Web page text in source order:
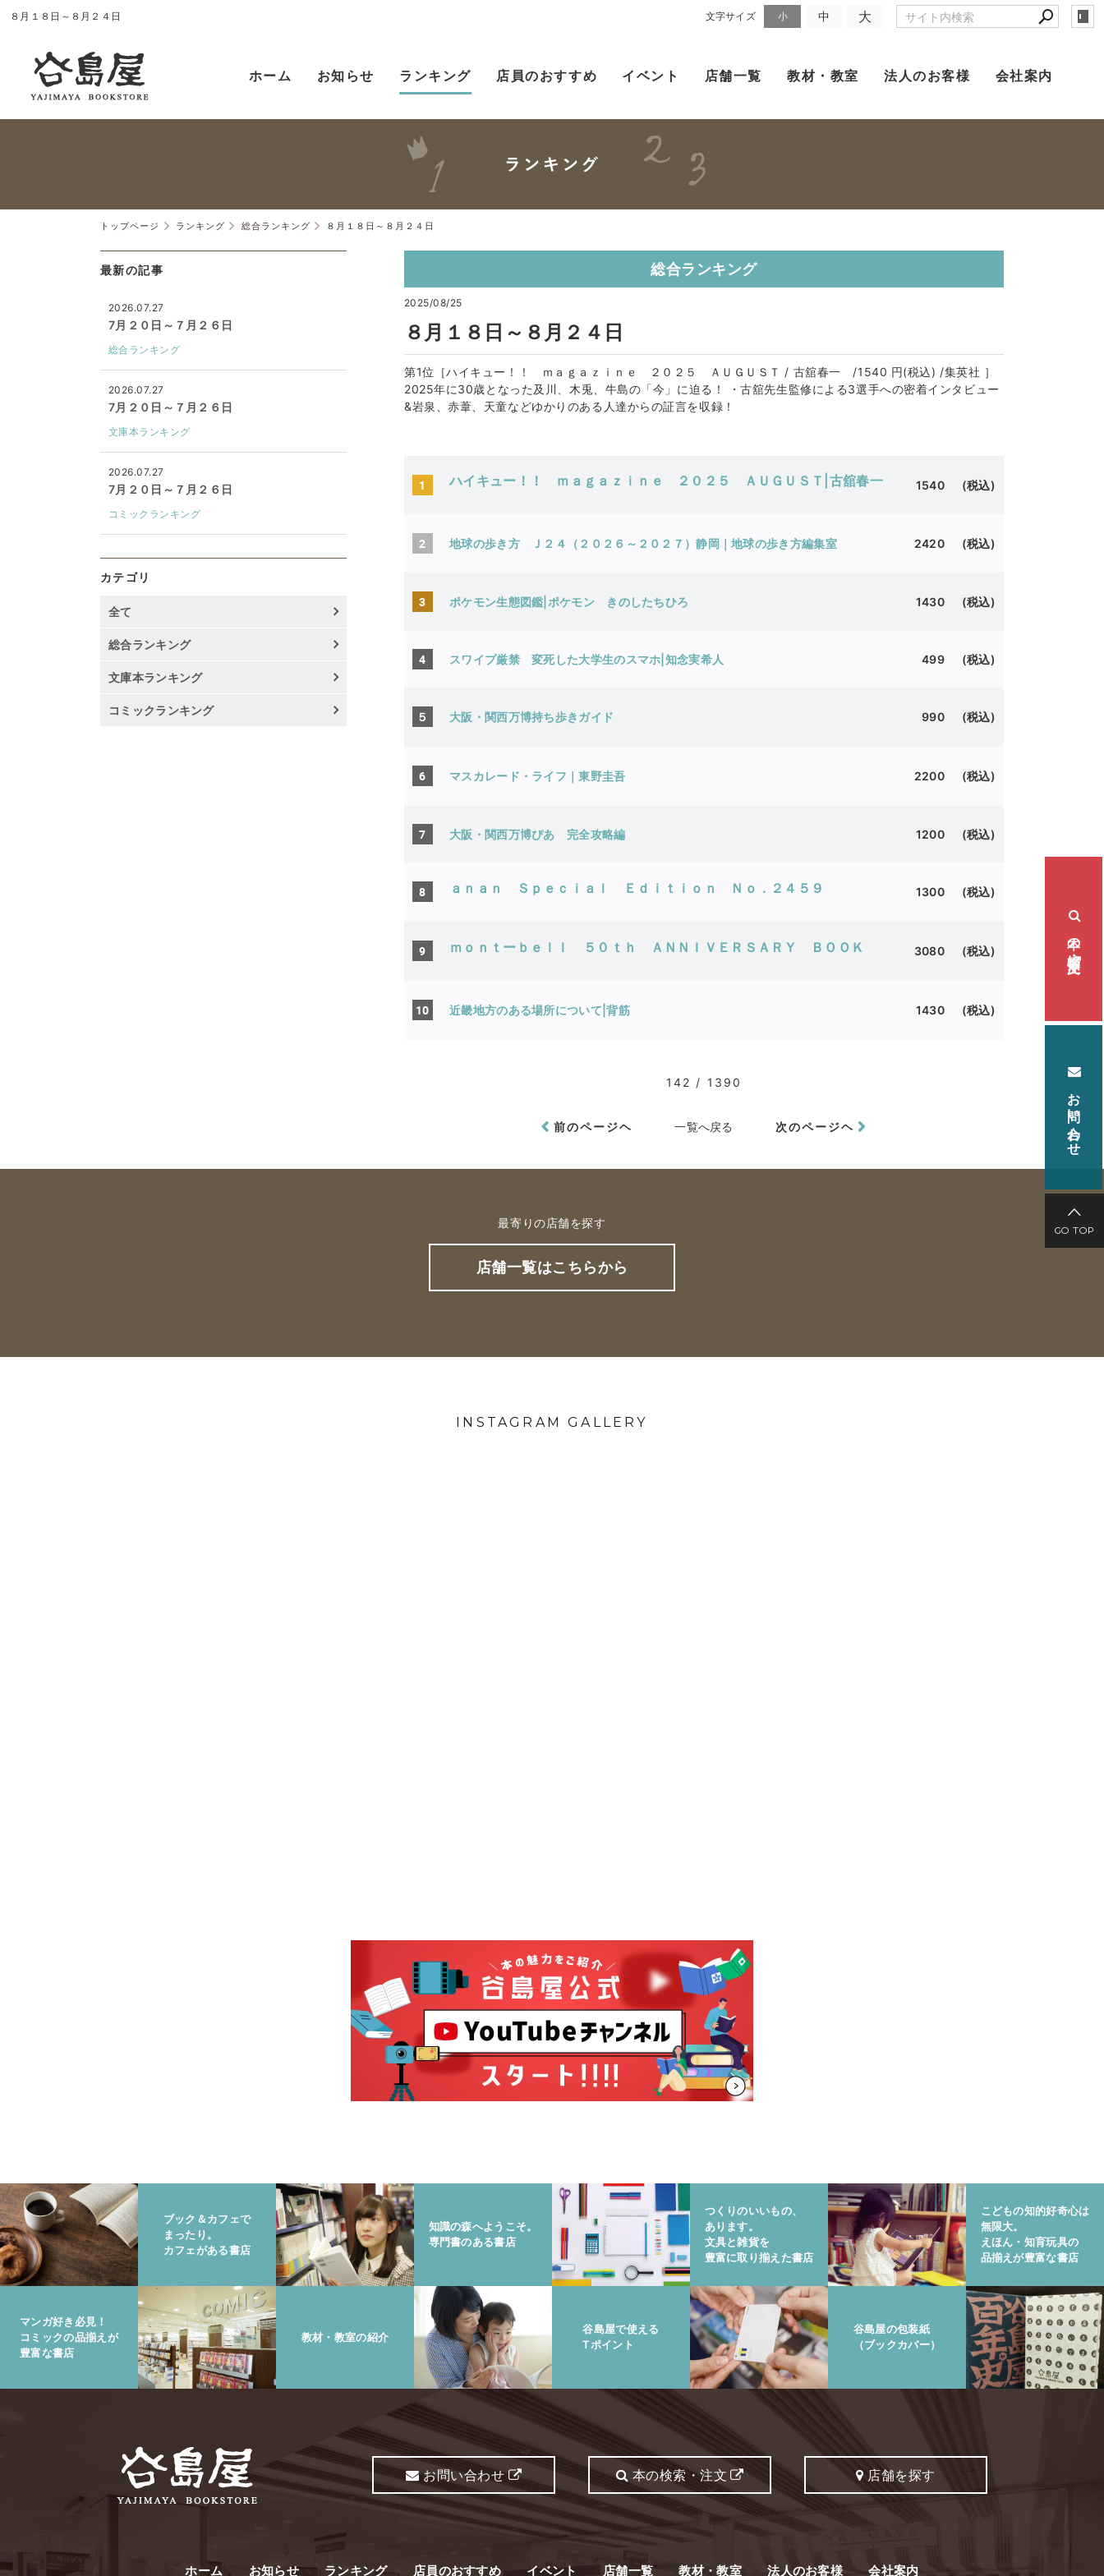
８月１８日～８月２４日 文字サイズ 小 中 大
本の検索・注文
お問い合わせ
GO TOP
ホーム お知らせ ランキング 店員のおすすめ イベント 店舗一覧 教材・教室 法人のお客様 会社案内
トップページ ランキング 総合ランキング ８月１８日～８月２４日
総合ランキング
2025/08/25
８月１８日～８月２４日
第1位［ハイキュー！！ ｍａｇａｚｉｎｅ ２０２５ ＡＵＧＵＳＴ / 古舘春一 /1540 円(税込) /集英社 ］
2025年に30歳となった及川、木兎、牛島の「今」に迫る！ ・古舘先生監修による3選手への密着インタビュー
&岩泉、赤葦、天童などゆかりのある人達からの証言を収録！
1 ハイキュー！！ ｍａｇａｚｉｎｅ ２０２５ ＡＵＧＵＳＴ|古舘春一 1540 (税込)
2 地球の歩き方 Ｊ２４（２０２６～２０２７）静岡｜地球の歩き方編集室 2420 (税込)
3 ポケモン生態図鑑|ポケモン きのしたちひろ 1430 (税込)
4 スワイプ厳禁 変死した大学生のスマホ|知念実希人 499 (税込)
５ 大阪・関西万博持ち歩きガイド 990 (税込)
6 マスカレード・ライフ｜東野圭吾 2200 (税込)
7 大阪・関西万博ぴあ 完全攻略編 1200 (税込)
8 ａｎａｎ Ｓｐｅｃｉａｌ Ｅｄｉｔｉｏｎ Ｎｏ．２４５９ 1300 (税込)
9 ｍｏｎｔーｂｅｌｌ ５０ｔｈ ＡＮＮＩＶＥＲＳＡＲＹ ＢＯＯＫ 3080 (税込)
10 近畿地方のある場所について|背筋 1430 (税込)
142 / 1390
前のページヘ 一覧へ戻る 次のページヘ
最新の記事
2026.07.27
7月２０日～７月２６日
総合ランキング
2026.07.27
7月２０日～７月２６日
文庫本ランキング
2026.07.27
7月２０日～７月２６日
コミックランキング
カテゴリ
全て
総合ランキング
文庫本ランキング
コミックランキング
最寄りの店舗を探す
店舗一覧はこちらから
INSTAGRAM GALLERY
ブック＆カフェで
まったり。
カフェがある書店
知識の森へようこそ。
専門書のある書店
つくりのいいもの、
あります。
文具と雑貨を
豊富に取り揃えた書店
こどもの知的好奇心は
無限大。
えほん・知育玩具の
品揃えが豊富な書店
マンガ好き必見！
コミックの品揃えが
豊富な書店
教材・教室の紹介
谷島屋で使える
Tポイント
谷島屋の包装紙
（ブックカバー）
お問い合わせ 本の検索・注文 店舗を探す
ホーム お知らせ ランキング 店員のおすすめ イベント 店舗一覧 教材・教室 法人のお客様 会社案内